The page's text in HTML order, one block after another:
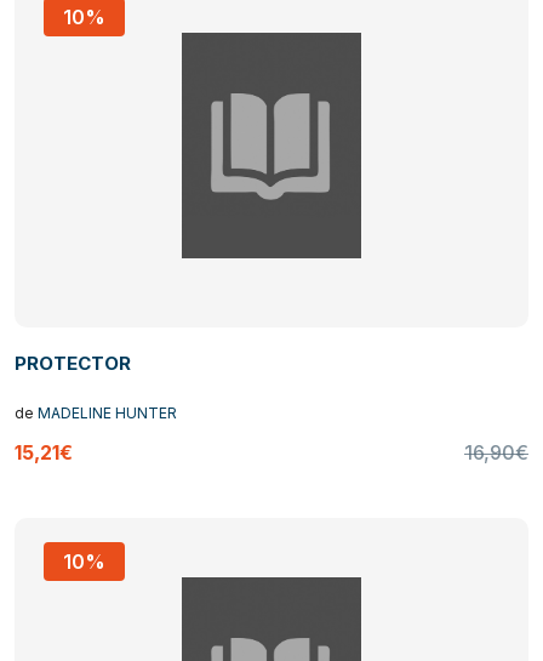
10%
PROTECTOR
de MADELINE HUNTER
15,21€ 16,90€
10%